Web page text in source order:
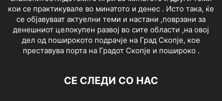
кои се практикувале во минатото и денес . Исто така, ќе
се објавуваат актуелни теми и настани ,поврзани за
денешниот целокупен развој во сите области ,на овој
дел од поширокото подрачје на Град Скопје, кое
преставува порта на Градот Скопје и пошироко .
СЕ СЛЕДИ СО НАС